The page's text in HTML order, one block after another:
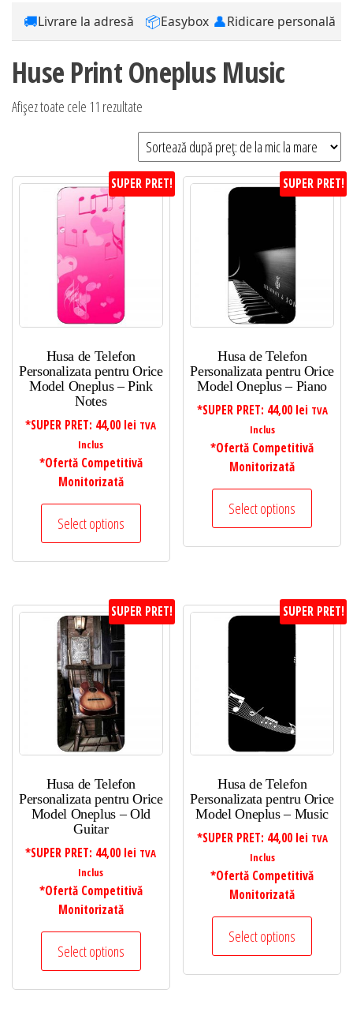
🚚Livrare la adresă 📦Easybox 👤Ridicare personală
Huse Print Oneplus Music
Afișez toate cele 11 rezultate
după
preț:
de
la
SUPER PRET!
Husa de Telefon
Personalizata pentru Orice
Model Oneplus – Pink
Notes
*SUPER PRET: 44,00 lei TVA
Inclus
*Ofertă Competitivă
Monitorizată
Select options
SUPER PRET!
Husa de Telefon
Personalizata pentru Orice
Model Oneplus – Piano
*SUPER PRET: 44,00 lei TVA
Inclus
*Ofertă Competitivă
Monitorizată
Select options
SUPER PRET!
Husa de Telefon
Personalizata pentru Orice
Model Oneplus – Old
Guitar
*SUPER PRET: 44,00 lei TVA
Inclus
*Ofertă Competitivă
Monitorizată
Select options
SUPER PRET!
Husa de Telefon
Personalizata pentru Orice
Model Oneplus – Music
*SUPER PRET: 44,00 lei TVA
Inclus
*Ofertă Competitivă
Monitorizată
Select options